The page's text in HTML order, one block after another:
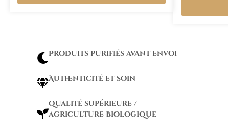
Produits purifiés avant envoi
Authenticité et soin
qualité supérieure /
agriculture Biologique